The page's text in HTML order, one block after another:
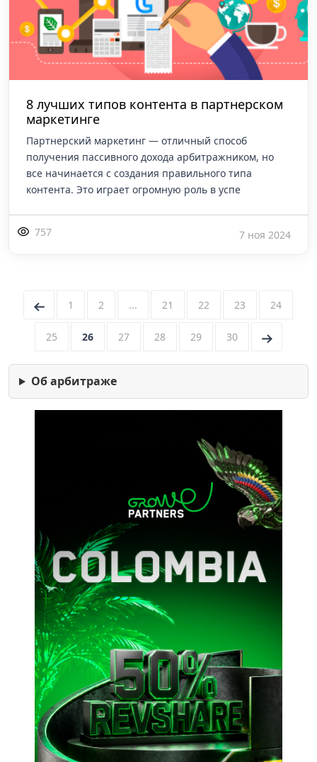
8 лучших типов контента в партнерском
маркетинге
Партнерский маркетинг — отличный способ
получения пассивного дохода арбитражником, но
все начинается с создания правильного типа
контента. Это играет огромную роль в успе
757 7 ноя 2024
← 1 2 ... 21 22 23 24
25 26 27 28 29 30 →
Об арбитраже